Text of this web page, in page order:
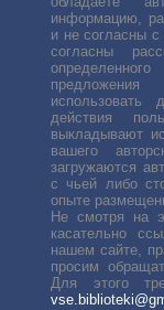
информацию,
и не согласны
согласны
предложения
действия
выкладывают
вашего
загружаются
с чьей либо
опыте
Не смотря на
касательно
нашем сайте,
просим
Для этого